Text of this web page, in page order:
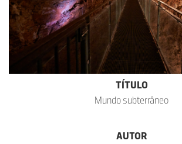
TÍTULO
Mundo subterrâneo
AUTOR